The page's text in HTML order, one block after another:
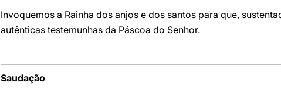
Invoquemos a Rainha dos anjos e dos santos para que,
autênticas testemunhas da Páscoa do Senhor.
Saudação